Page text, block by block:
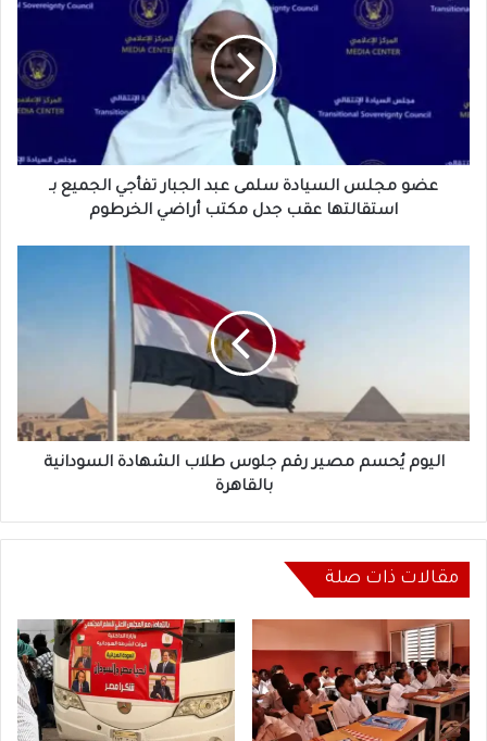
مجلس
عبد
تفأجي
بـ
استقالتهاعضو مجلس السيادة سلمى عبد الجبار تفأجي الجميع بـ
استقالتها عقب جدل مكتب أراضي الخرطوم
السودانية
بالقاهرة
اليوم يُحسم مصير رقم جلوس طلاب الشهادة السودانية
بالقاهرة
مقالات ذات صلة